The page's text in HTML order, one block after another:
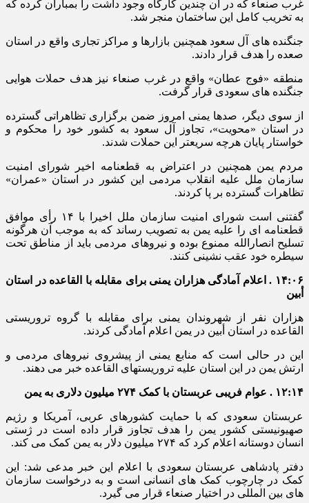
غرب صنعاء که در آن چندین کارگاه وجود داشت را بمباران کرده که
به تخریب کامل این ساختمان منجر شد.
جنگنده های آل سعود همچنین بازارها و مراکز تجاری واقع در استان
صعده را هدف قرار دادند.
منطقه «فوج عطان» واقع در غرب صنعاء نیز هدف حملات هوایی
جنگنده های سعودی قرار گرفت.
از سوی دیگر، صدها یمنی امروز ضمن برگزاری تظاهراتی گسترده
در استان «محویت»، تجاوز آل سعود به کشور خود را محکوم و
خواستار پایان هرچه سریعتر این حملات شدند.
مردم یمن همچنین در اعتراض به قطعنامه اخیر شورای امنیت
سازمان ملل علیه انقلاب مردمی این کشور در استان «عمران»
تظاهرات گسترده بر پا کردند.
گفتنی است شورای امنیت سازمان ملل اخیرا با ۱۴ رأی موافق
قطعنامه ای را علیه یمن به تصویب رساند که به موجب آن هرگونه
تسلیح انصارالله ممنوع بوده و نیروهای مردمی باید از مناطق تحت
سیطره خود عقب نشینی کنند.
۱۴:۰۶ . اعلام آمادگی هزاران یمنی برای مقابله با القاعده در استان
أبین
هزاران نفر از شهروندان یمنی برای مقابله با گروه تروریستی
القاعده در استان أبین در یمن اعلام آمادگی کردند.
این در حالی است که منابع یمنی از پیشروی نیروهای مردمی و
ارتش یمن در این استان علیه تروریستهای القاعده خبر می دهند.
۱۲:۱۴ . عوام فریبی عربستان با کمک ۲۷۴ میلیون دلاری به یمن
عربستان سعودی که با حمایت کشورهای عربی، آمریکا و رژیم
صهیونیستی کشور یمن را هدف تجاوز قرار داده است در ژستی
انسان دوستانه اعلام کرد که ۲۷۴ میلیون دلار به یمن کمک می کند.
دفتر پادشاهی عربستان سعودی با اعلام این خبر مدعی شد: این
کمک در چارچوب کمک های انسانی است و به درخواست سازمان
های بین المللی در اختیار صنعاء قرار می گیرد.